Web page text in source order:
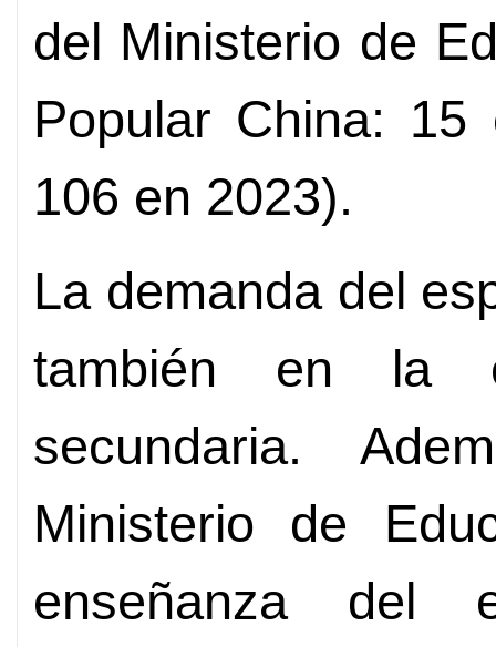
del Ministerio de
Popular China:
106 en 2023).
La demanda del
también en la
secundaria.
Ministerio de
enseñanza del